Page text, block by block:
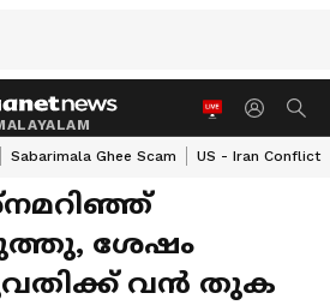
Sabarimala Ghee Scam US - Iran Conflict
ശേഷം
വൻ തുക